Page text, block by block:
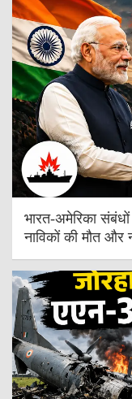
भारत-अमेरिका संबंधों
नाविकों की मौत और